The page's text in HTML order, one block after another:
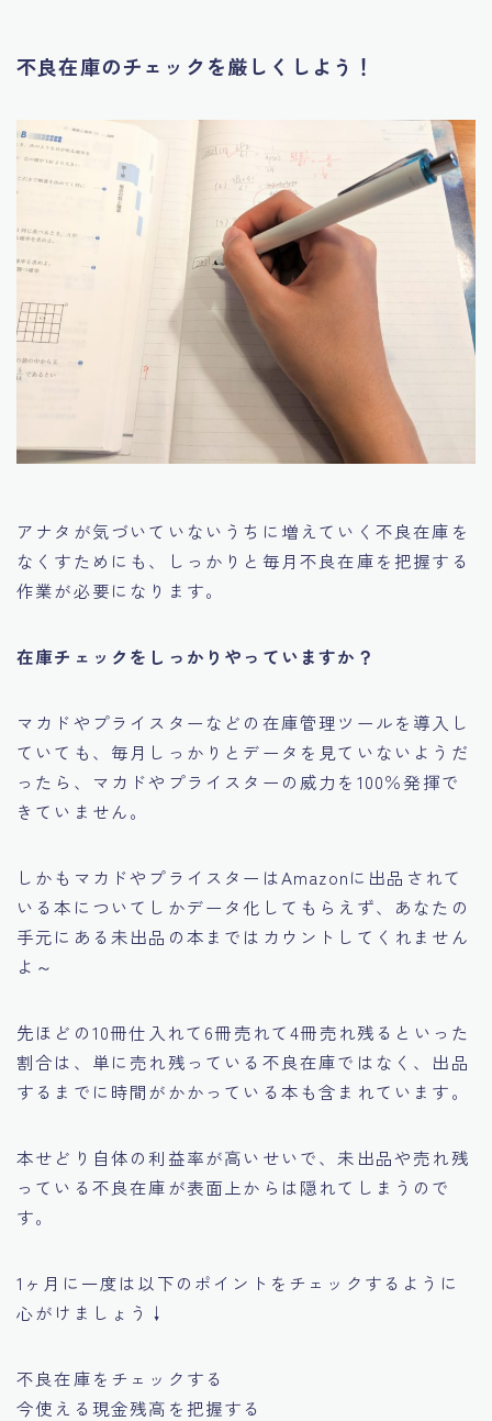
不良在庫のチェックを厳しくしよう！
アナタが気づいていないうちに増えていく不良在庫を
なくすためにも、しっかりと毎月不良在庫を把握する
作業が必要になります。
在庫チェックをしっかりやっていますか？
マカドやプライスターなどの在庫管理ツールを導入し
ていても、毎月しっかりとデータを見ていないようだ
ったら、マカドやプライスターの威力を100％発揮で
きていません。
しかもマカドやプライスターはAmazonに出品されて
いる本についてしかデータ化してもらえず、あなたの
手元にある未出品の本まではカウントしてくれません
よ～
先ほどの10冊仕入れて6冊売れて4冊売れ残るといった
割合は、単に売れ残っている不良在庫ではなく、出品
するまでに時間がかかっている本も含まれています。
本せどり自体の利益率が高いせいで、未出品や売れ残
っている不良在庫が表面上からは隠れてしまうので
す。
1ヶ月に一度は以下のポイントをチェックするように
心がけましょう↓
不良在庫をチェックする
今使える現金残高を把握する